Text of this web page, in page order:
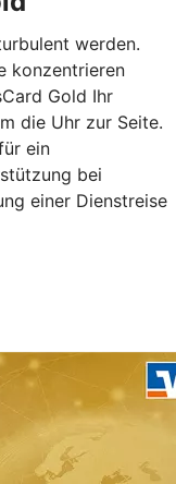
werden.
konzentrieren
Gold Ihr
die Uhr zur Seite.
ein
bei
einer Dienstreise